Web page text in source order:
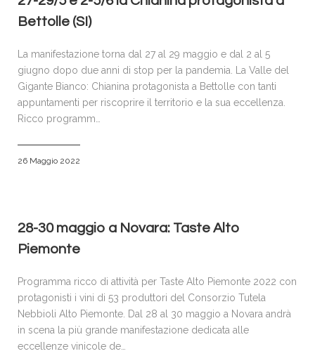
Bettolle (SI)
La manifestazione torna dal 27 al 29 maggio e dal 2 al 5
giugno dopo due anni di stop per la pandemia. La Valle del
Gigante Bianco: Chianina protagonista a Bettolle con tanti
appuntamenti per riscoprire il territorio e la sua eccellenza.
Ricco programm…
26 Maggio 2022
28-30 maggio a Novara: Taste Alto
Piemonte
Programma ricco di attività per Taste Alto Piemonte 2022 con
protagonisti i vini di 53 produttori del Consorzio Tutela
Nebbioli Alto Piemonte. Dal 28 al 30 maggio a Novara andrà
in scena la più grande manifestazione dedicata alle
eccellenze vinicole de…